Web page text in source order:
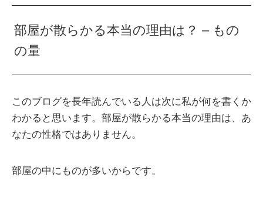
部屋が散らかる本当の理由は？ – もの
の量
このブログを長年読んでいる人は次に私が何を書くか
わかると思います。部屋が散らかる本当の理由は、あ
なたの性格ではありません。
部屋の中にものが多いからです。